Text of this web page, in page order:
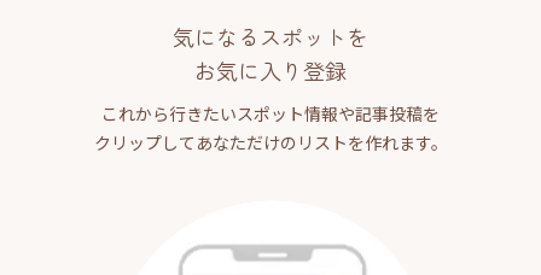
気になるスポットを
お気に入り登録
これから行きたいスポット情報や記事投稿を
クリップしてあなただけのリストを作れます。